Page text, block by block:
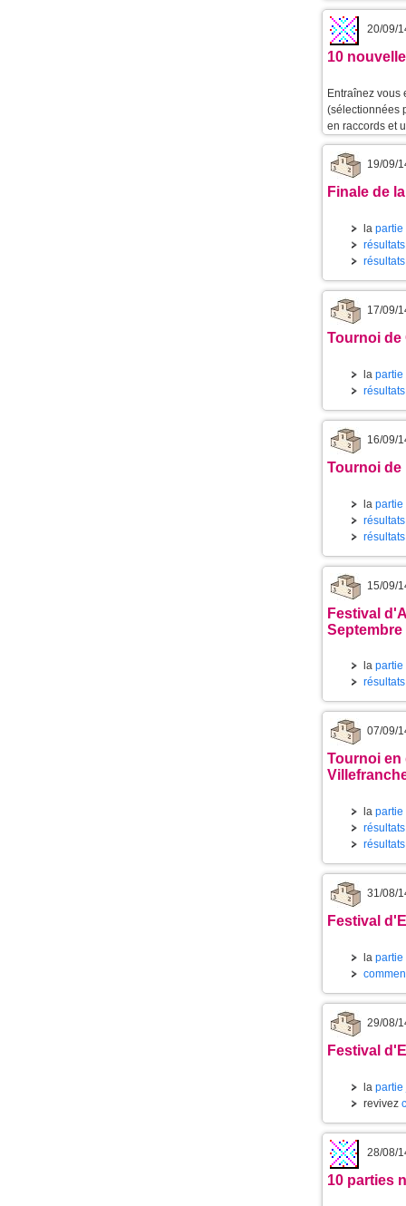
20/09/
10
Entraînez vous
(sélectionnées
en raccords et
19/09/
Finale de
la partie
17/09/
Tournoi de
la partie
16/09/
Tournoi de
la partie
15/09/
Festival
Septembre
la partie
07/09/
Tournoi en
la partie
31/08/
Festival
la partie
29/08/
Festival
la partie
revivez
28/08/
10 parties